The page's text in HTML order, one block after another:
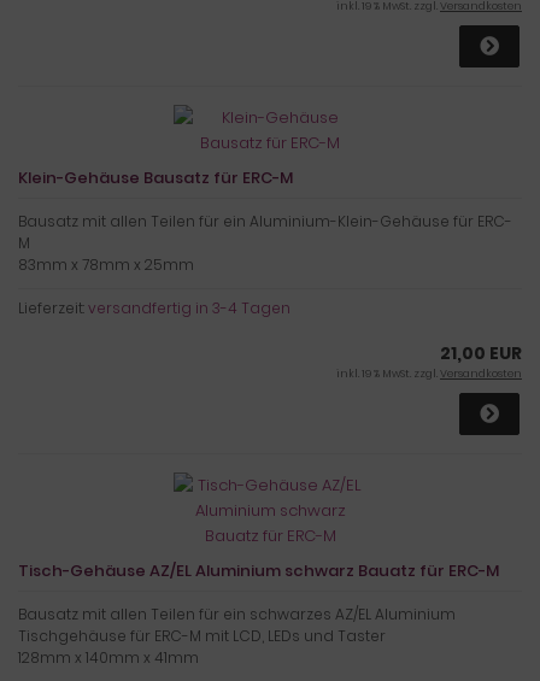
inkl. 19 % MwSt. zzgl.Versandkosten
Klein-Gehäuse Bausatz für ERC-M
Bausatz mit allen Teilen für ein Aluminium-Klein-Gehäuse für ERC-
M
83mm x 78mm x 25mm
Lieferzeit:versandfertig in 3-4 Tagen
21,00 EUR
inkl. 19 % MwSt. zzgl.Versandkosten
Tisch-Gehäuse AZ/EL Aluminium schwarz Bauatz für ERC-M
Bausatz mit allen Teilen für ein schwarzes AZ/EL Aluminium
Tischgehäuse für ERC-M mit LCD, LEDs und Taster
128mm x 140mm x 41mm